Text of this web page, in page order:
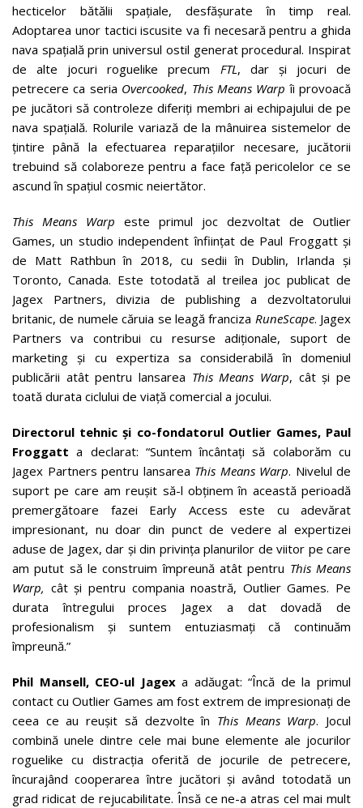
hecticelor bătălii spațiale, desfășurate în timp real.
Adoptarea unor tactici iscusite va fi necesară pentru a ghida
nava spațială prin universul ostil generat procedural. Inspirat
de alte jocuri roguelike precum FTL , dar și jocuri de
petrecere ca seria Overcooked, This Means Warpîi provoacă
pe jucători să controleze diferiți membri ai echipajului de pe
nava spațială. Rolurile variază de la mânuirea sistemelor de
țintire până la efectuarea reparațiilor necesare, jucătorii
trebuind să colaboreze pentru a face față pericolelor ce se
ascund în spațiul cosmic neiertător.
This Means Warp este primul joc dezvoltat de Outlier
Games, un studio independent înființat de Paul Froggatt și
de Matt Rathbun în 2018, cu sedii în Dublin, Irlanda și
Toronto, Canada. Este totodată al treilea joc publicat de
Jagex Partners, divizia de publishing a dezvoltatorului
britanic, de numele căruia se leagă franciza RuneScape. Jagex
Partners va contribui cu resurse adiționale, suport de
marketing și cu expertiza sa considerabilă în domeniul
publicării atât pentru lansarea This Means Warp, cât și pe
toată durata ciclului de viață comercial a jocului.
Directorul tehnic și co-fondatorul Outlier Games, Paul
Froggatta declarat: “Suntem încântați să colaborăm cu
Jagex Partners pentru lansarea This Means Warp. Nivelul de
suport pe care am reușit să-l obținem în această perioadă
premergătoare fazei Early Access este cu adevărat
impresionant, nu doar din punct de vedere al expertizei
aduse de Jagex, dar și din privința planurilor de viitor pe care
am putut să le construim împreună atât pentru This Means
Warp, cât și pentru compania noastră, Outlier Games. Pe
durata întregului proces Jagex a dat dovadă de
profesionalism și suntem entuziasmați că continuăm
împreună.”
Phil Mansell, CEO-ul Jagexa adăugat: “Încă de la primul
contact cu Outlier Games am fost extrem de impresionați de
ceea ce au reușit să dezvolte în This Means Warp. Jocul
combină unele dintre cele mai bune elemente ale jocurilor
roguelike cu distracția oferită de jocurile de petrecere,
încurajând cooperarea între jucători și având totodată un
grad ridicat de rejucabilitate. Însă ce ne-a atras cel mai mult